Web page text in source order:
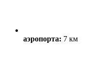
аэропорта: 7 км